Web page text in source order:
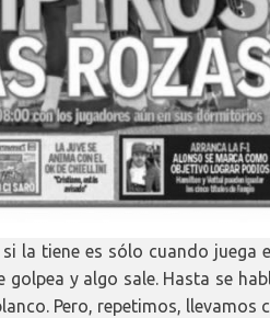
la tiene es sólo cuando juega
y algo sale. Hasta se
Pero, repetimos,